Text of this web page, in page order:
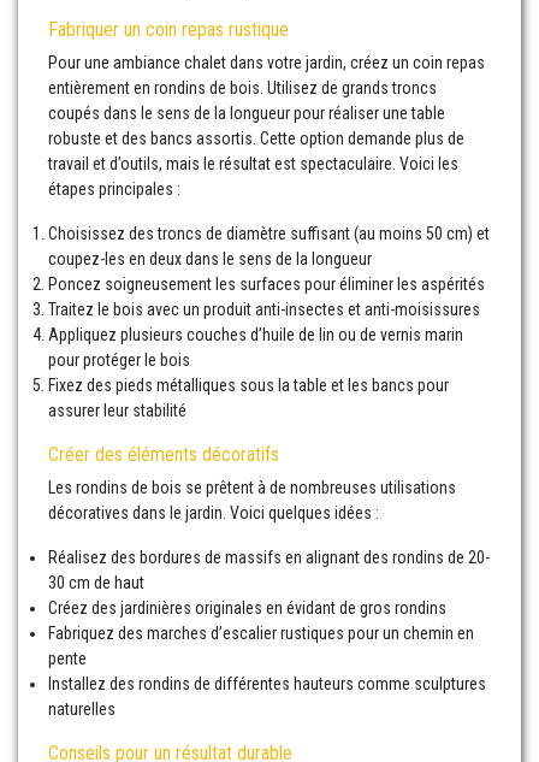
Fabriquer un coin repas rustique
Pour une ambiance chalet dans votre jardin, créez un coin repas
entièrement en rondins de bois. Utilisez de grands troncs
coupés dans le sens de la longueur pour réaliser une table
robuste et des bancs assortis. Cette option demande plus de
travail et d’outils, mais le résultat est spectaculaire. Voici les
étapes principales :
Choisissez des troncs de diamètre suffisant (au moins 50 cm) et
coupez-les en deux dans le sens de la longueur
Poncez soigneusement les surfaces pour éliminer les aspérités
Traitez le bois avec un produit anti-insectes et anti-moisissures
Appliquez plusieurs couches d’huile de lin ou de vernis marin
pour protéger le bois
Fixez des pieds métalliques sous la table et les bancs pour
assurer leur stabilité
Créer des éléments décoratifs
Les rondins de bois se prêtent à de nombreuses utilisations
décoratives dans le jardin. Voici quelques idées :
Réalisez des bordures de massifs en alignant des rondins de 20-
30 cm de haut
Créez des jardinières originales en évidant de gros rondins
Fabriquez des marches d’escalier rustiques pour un chemin en
pente
Installez des rondins de différentes hauteurs comme sculptures
naturelles
Conseils pour un résultat durable